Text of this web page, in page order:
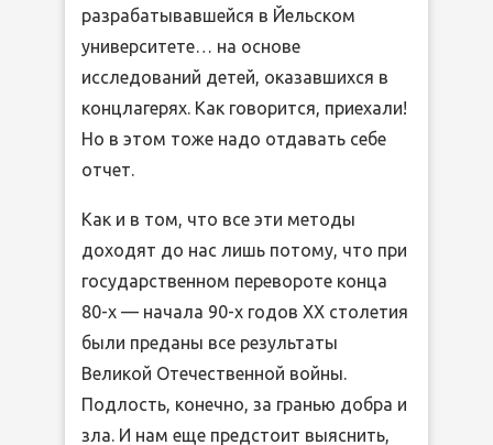
разрабатывавшейся в Йельском
университете… на основе
исследований детей, оказавшихся в
концлагерях. Как говорится, приехали!
Но в этом тоже надо отдавать себе
отчет.
Как и в том, что все эти методы
доходят до нас лишь потому, что при
государственном перевороте конца
80-х — начала 90-х годов ХХ столетия
были преданы все результаты
Великой Отечественной войны.
Подлость, конечно, за гранью добра и
зла. И нам еще предстоит выяснить,